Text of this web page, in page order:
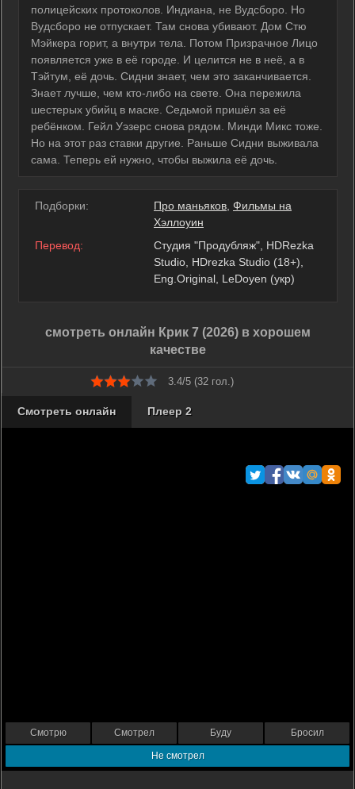
полицейских протоколов. Индиана, не Вудсборо. Но
Вудсборо не отпускает. Там снова убивают. Дом Стю
Мэйкера горит, а внутри тела. Потом Призрачное Лицо
появляется уже в её городе. И целится не в неё, а в
Тэйтум, её дочь. Сидни знает, чем это заканчивается.
Знает лучше, чем кто-либо на свете. Она пережила
шестерых убийц в маске. Седьмой пришёл за её
ребёнком. Гейл Уэзерс снова рядом. Минди Микс тоже.
Но на этот раз ставки другие. Раньше Сидни выживала
сама. Теперь ей нужно, чтобы выжила её дочь.
Подборки: Про маньяков Фильмы на
Хэллоуин
Перевод:
Студия "Продубляж", HDRezka
Studio, HDrezka Studio (18+),
Eng.Original, LeDoyen (укр)
смотреть онлайн Крик 7 (2026) в хорошем
качестве
3.4/5 (32 гол.)
Смотреть онлайн Плеер 2
Смотрю Смотрел Буду Бросил
Не смотрел